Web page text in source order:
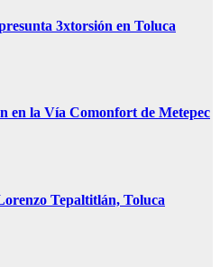
3xtorsión en Toluca
en la Vía Comonfort de Metepec
Tepaltitlán, Toluca